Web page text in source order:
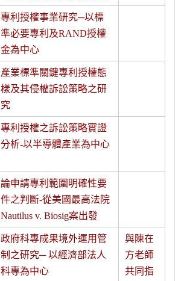
專利授權事業研究─以標
準必要專利及RAND授權
金為中心
產業標準關鍵專利授權態
樣及其侵權訴訟策略之研
究
專利授權之訴訟策略實證
分析-以半導體產業為中心
論申請專利範圍明確性要
件之判斷-從美國最高法院
Nautilus v. Biosig案出發
政府科專成果境外運用管
制之研究─ 以經濟部法人
科專為中心
與陳在
方老師
共同指